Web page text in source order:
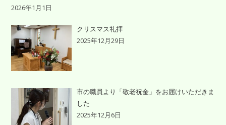
2026年1月1日
クリスマス礼拝
2025年12月29日
市の職員より「敬老祝金」をお届けいただきま
した
2025年12月6日